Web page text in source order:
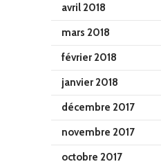
avril 2018
mars 2018
février 2018
janvier 2018
décembre 2017
novembre 2017
octobre 2017